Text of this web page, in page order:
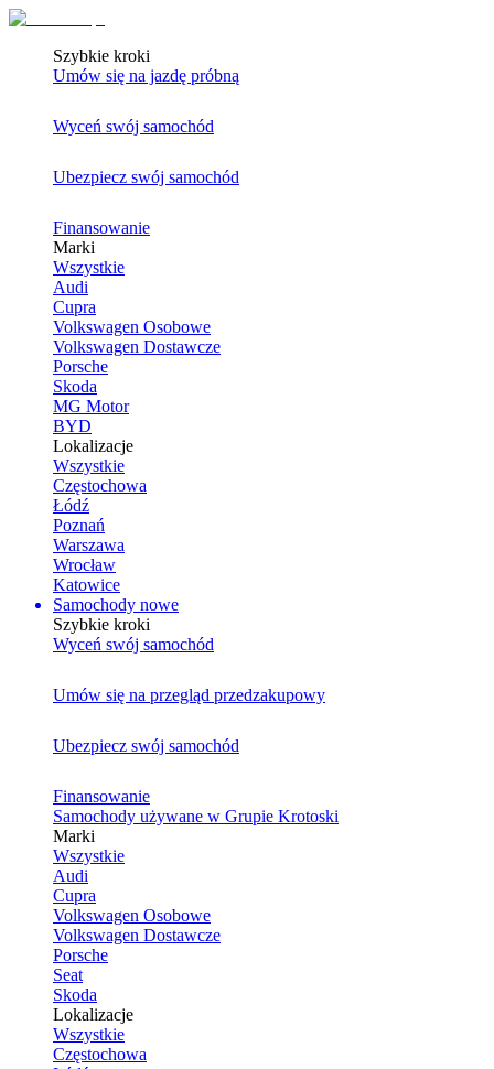
Szybkie kroki
Umów się na jazdę próbną
Wyceń swój samochód
Ubezpiecz swój samochód
Finansowanie
Marki
Wszystkie
Audi
Cupra
Volkswagen Osobowe
Volkswagen Dostawcze
Porsche
Skoda
MG Motor
BYD
Lokalizacje
Wszystkie
Częstochowa
Łódź
Poznań
Warszawa
Wrocław
Katowice
Samochody nowe
Szybkie kroki
Wyceń swój samochód
Umów się na przegląd przedzakupowy
Ubezpiecz swój samochód
Finansowanie
Samochody używane w Grupie Krotoski
Marki
Wszystkie
Audi
Cupra
Volkswagen Osobowe
Volkswagen Dostawcze
Porsche
Seat
Skoda
Lokalizacje
Wszystkie
Częstochowa